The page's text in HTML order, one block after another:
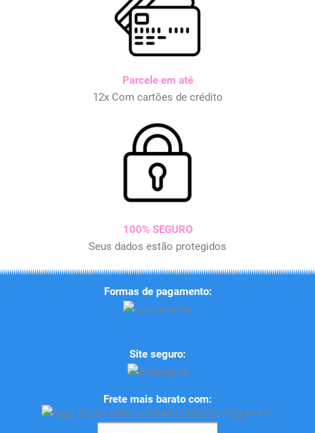
Parcele em até
12x Com cartões de crédito
100% SEGURO
Seus dados estão protegidos
Formas de pagamento:
Site seguro:
Frete mais barato com: